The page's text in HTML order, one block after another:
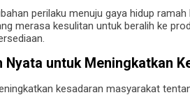
perilaku menuju gaya hidup
merasa kesulitan untuk beralih ke
Nyata untuk Meningkatkan
kesadaran masyarakat